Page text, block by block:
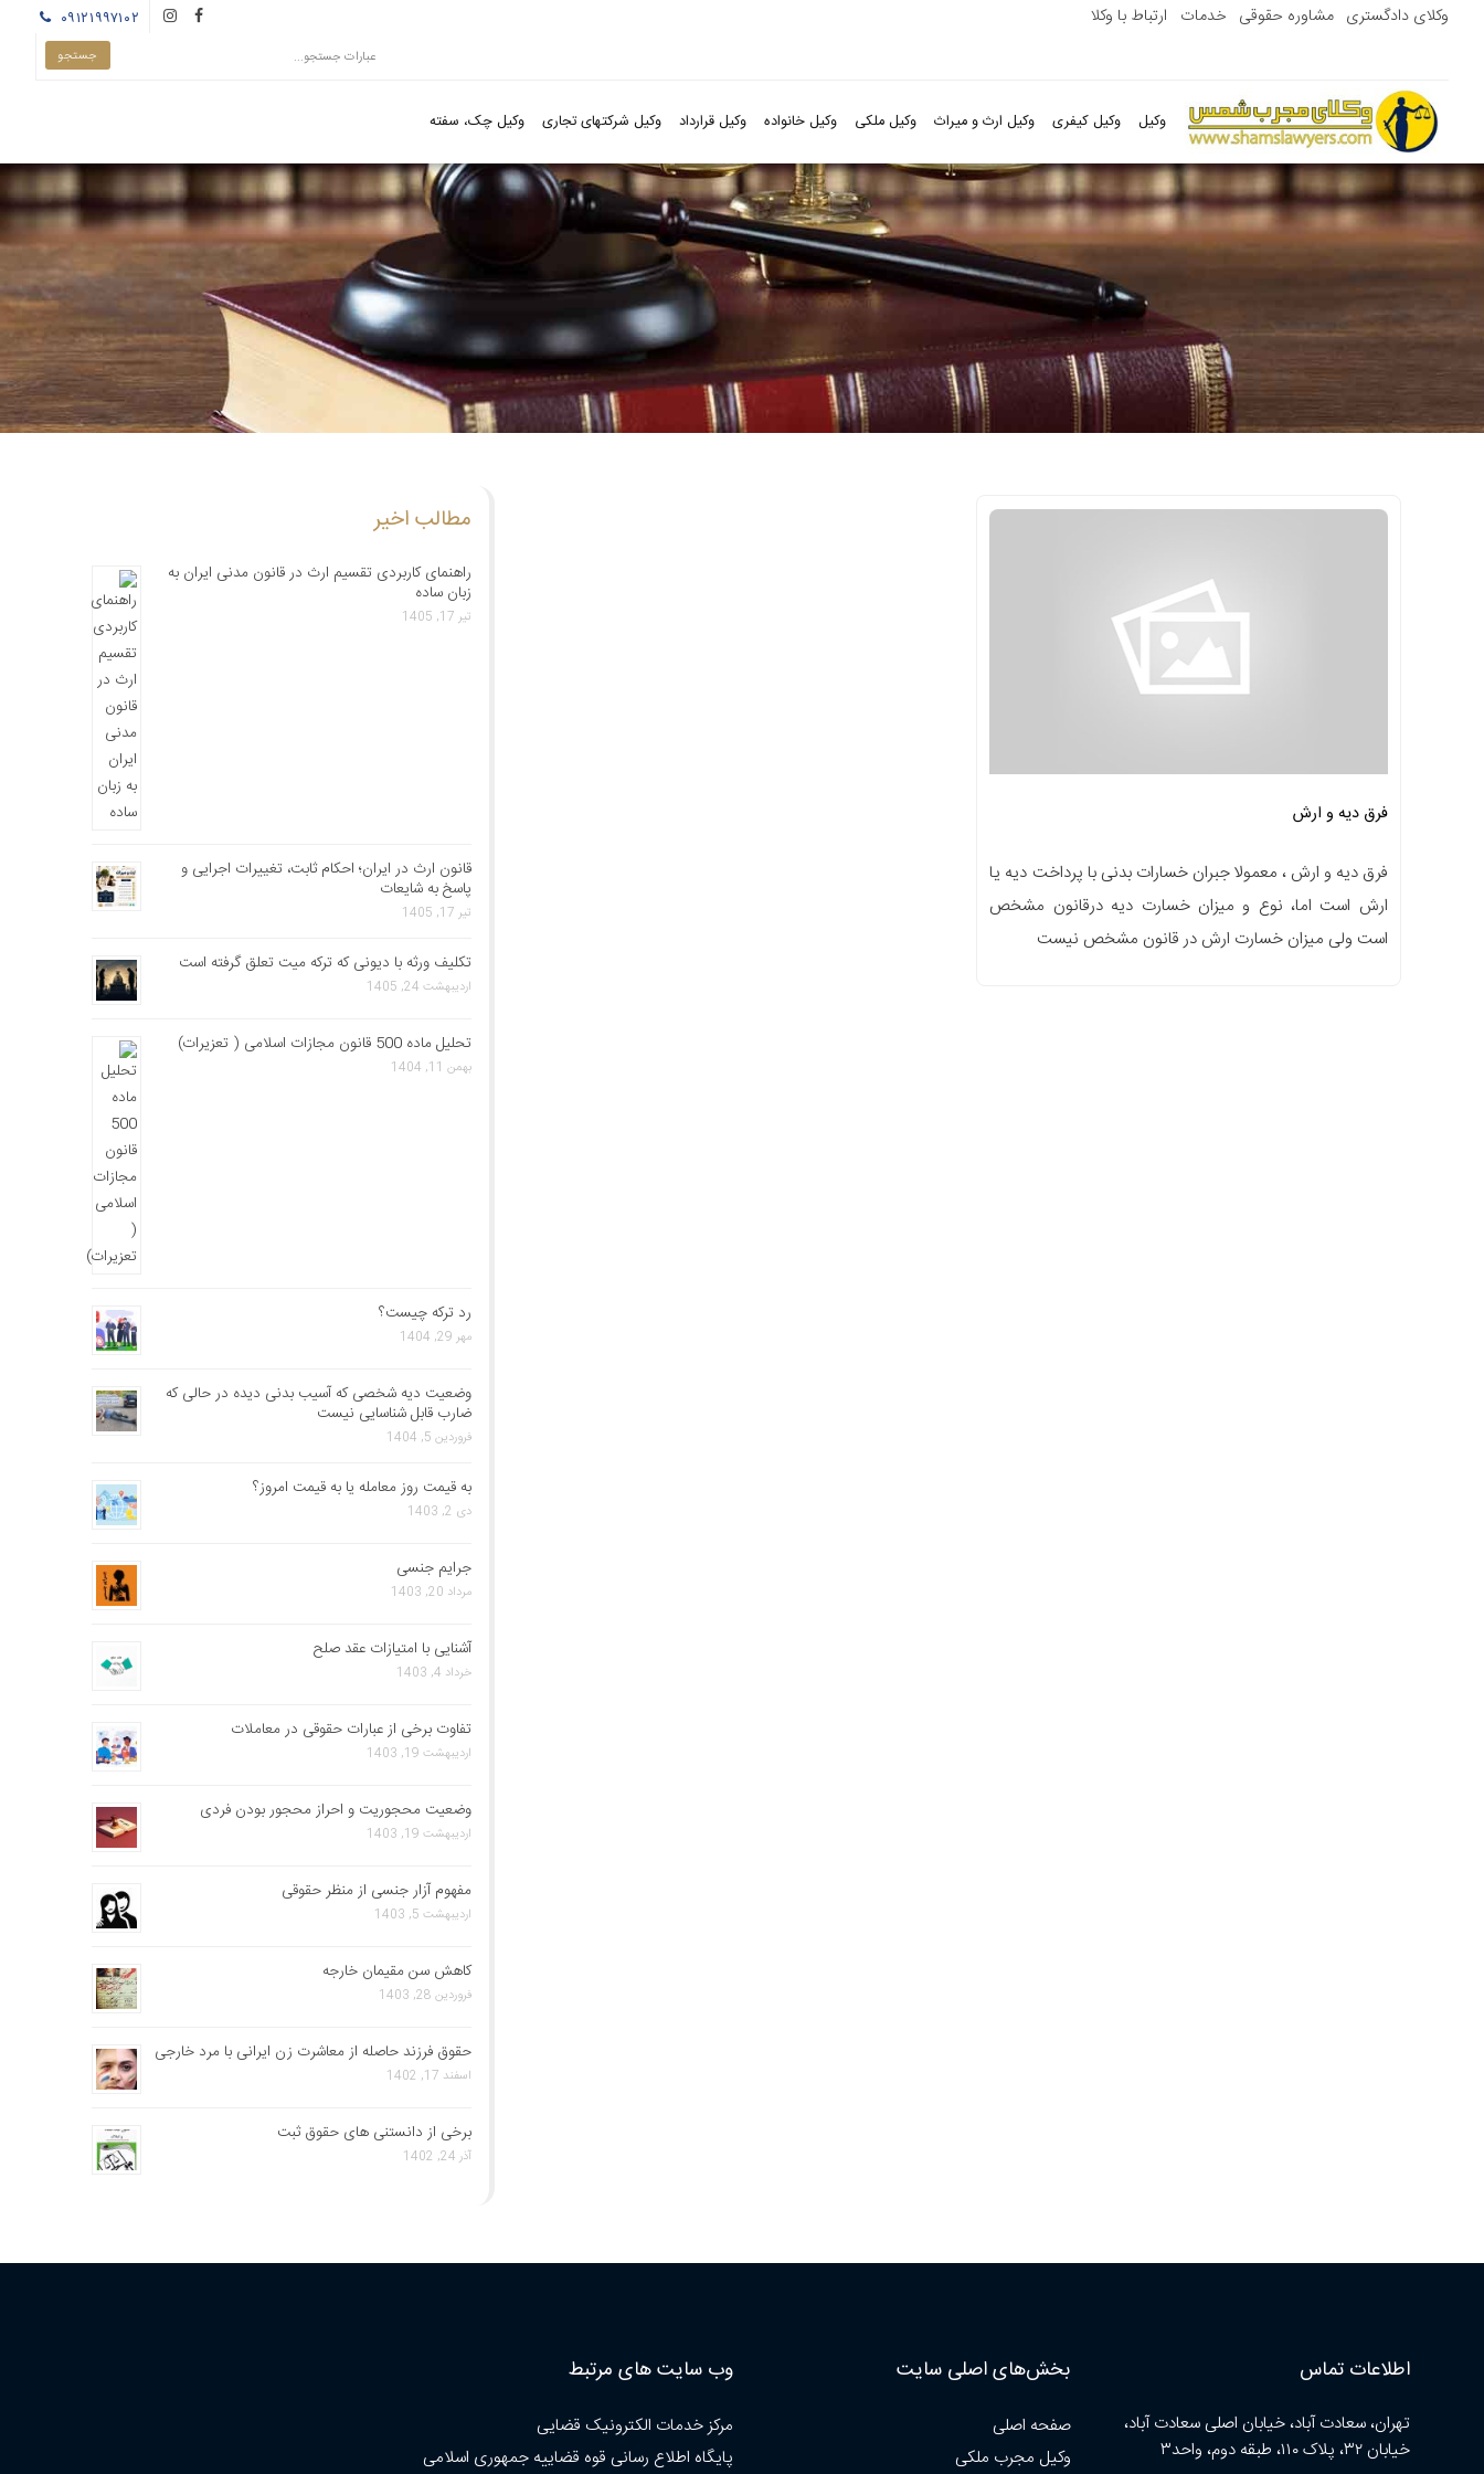
۰۹۱۲۱۹۹۷۱۰۲ وکلای دادگستری مشاوره حقوقی خدمات ارتباط با وکلا
وکیل وکیل کیفری وکیل ارث و میراث وکیل ملکی وکیل خانواده وکیل قرارداد وکیل شرکتهای تجاری وکیل چک، سفته
فرق دیه و ارش
فرق دیه و ارش ، معمولا جبران خسارات بدنی با پرداخت دیه یا
ارش است اما، نوع و میزان خسارت دیه درقانون مشخص
است ولی میزان خسارت ارش در قانون مشخص نیست
مطالب اخیر
راهنمای کاربردی تقسیم ارث در قانون مدنی ایران به
زبان ساده
تیر 17, 1405
قانون ارث در ایران؛ احکام ثابت، تغییرات اجرایی و
پاسخ به شایعات
تیر 17, 1405
تکلیف ورثه با دیونی که ترکه میت تعلق گرفته است
اردیبهشت 24, 1405
تحلیل ماده 500 قانون مجازات اسلامی ( تعزیرات)
بهمن 11, 1404
رد ترکه چیست؟
مهر 29, 1404
وضعیت دیه شخصی که آسیب بدنی دیده در حالی که
ضارب قابل شناسایی نیست
فروردین 5, 1404
به قیمت روز معامله یا به قیمت امروز؟
دی 2, 1403
جرایم جنسی
مرداد 20, 1403
آشنایی با امتیازات عقد صلح
خرداد 4, 1403
تفاوت برخی از عبارات حقوقی در معاملات
اردیبهشت 19, 1403
وضعیت محجوریت و احراز محجور بودن فردی
اردیبهشت 19, 1403
مفهوم آزار جنسی از منظر حقوقی
اردیبهشت 5, 1403
کاهش سن مقیمان خارجه
فروردین 28, 1403
حقوق فرزند حاصله از معاشرت زن ایرانی با مرد خارجی
اسفند 17, 1402
برخی از دانستنی های حقوق ثبت
آذر 24, 1402
اطلاعات تماس
تهران، سعادت آباد، خیابان اصلی سعادت آباد،
خیابان ۳۲، پلاک ۱۱۰، طبقه دوم، واحد۳
بخش‌های اصلی سایت
صفحه اصلی
وکیل مجرب ملکی
وب سایت های مرتبط
مرکز خدمات الکترونیک قضایی
پایگاه اطلاع رسانی قوه قضاییه جمهوری اسلامی